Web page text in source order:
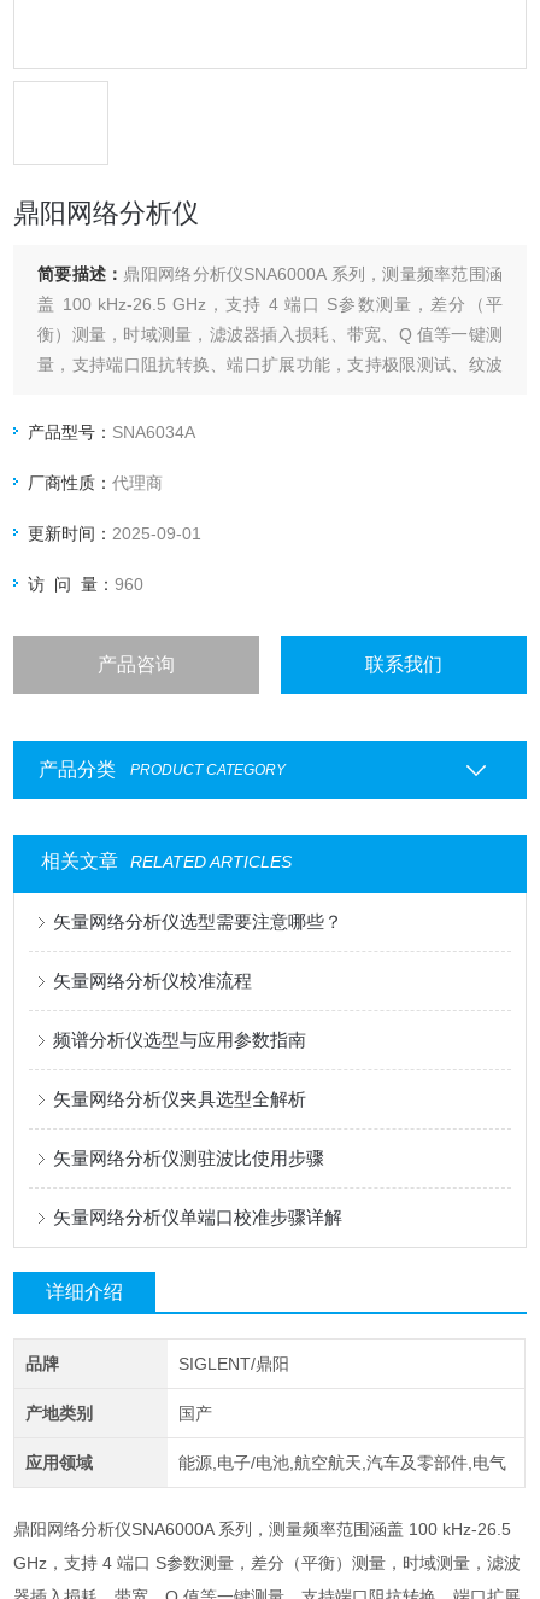
鼎阳网络分析仪
简要描述： 鼎阳网络分析仪SNA6000A 系列，测量频率范围涵
盖 100 kHz-26.5 GHz，支持 4 端口 S参数测量，差分（平
衡）测量，时域测量，滤波器插入损耗、带宽、Q 值等一键测
量，支持端口阻抗转换、端口扩展功能，支持极限测试、纹波
对数频率扫描、分段频率扫描、线性功率扫描方式。
产品型号： SNA6034A
厂商性质：代理商
更新时间： 2025-09-01
访 问 量：960
产品咨询 联系我们
产品分类 PRODUCT CATEGORY
相关文章 RELATED ARTICLES
矢量网络分析仪选型需要注意哪些？
矢量网络分析仪校准流程
频谱分析仪选型与应用参数指南
矢量网络分析仪夹具选型全解析
矢量网络分析仪测驻波比使用步骤
矢量网络分析仪单端口校准步骤详解
详细介绍
品牌 SIGLENT/鼎阳
产地类别 国产
应用领域 能源,电子/电池,航空航天,汽车及零部件,电气
鼎阳网络分析仪SNA6000A 系列，测量频率范围涵盖 100 kHz-26.5
GHz，支持 4 端口 S参数测量，差分（平衡）测量，时域测量，滤波